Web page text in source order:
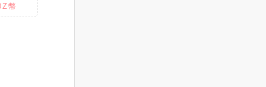
幣